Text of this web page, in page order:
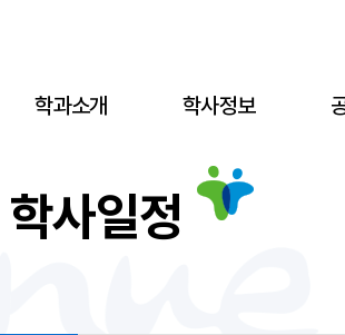
학과소개 학사정보
학사일정